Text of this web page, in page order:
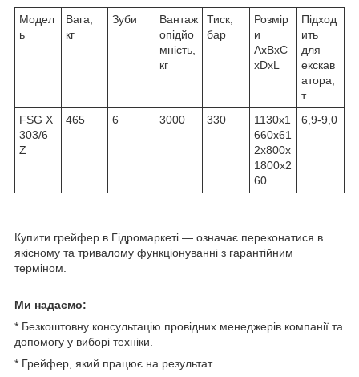
Модел
ь
Вага,
кг
Зуби
Вантаж
опідйо
мність,
кг
Тиск,
бар
Розмір
и
AxBxC
xDxL
Підход
ить
для
екскав
атора,
т
FSG X
303/6
Z
465 6 3000 330
1130х1
660x61
2x800х
1800х2
60
6,9-9,0
Купити грейфер в Гідромаркеті — означає переконатися в
якісному та тривалому функціонуванні з гарантійним
терміном.
Ми надаємо:
* Безкоштовну консультацію провідних менеджерів компанії та
допомогу у виборі техніки.
* Грейфер, який працює на результат.